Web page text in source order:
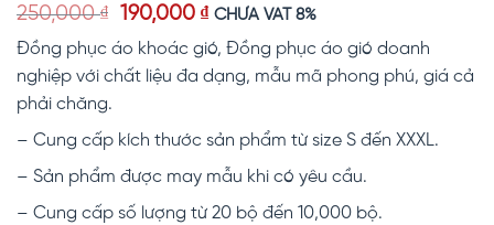
5.00trên 5
dựa trên
2
đánh giá
250,000₫
Giá
là:
250,000 ₫.
190,000 ₫Giá
hiện
tại
là:
CHƯA VAT 8%
Đồng phục áo khoác gió, Đồng phục áo gió doanh
nghiệp với chất liệu đa dạng, mẫu mã phong phú, giá cả
phải chăng.
– Cung cấp kích thước sản phẩm từ size S đến XXXL.
– Sản phẩm được may mẫu khi có yêu cầu.
– Cung cấp số lượng từ 20 bộ đến 10,000 bộ.